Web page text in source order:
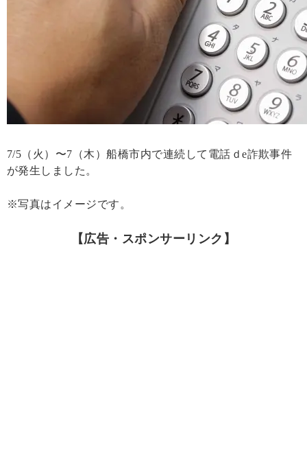
7/5（火）〜7（木）船橋市内で連続して電話ｄe詐欺事件
が発生しました。
※写真はイメージです。
【広告・スポンサーリンク】